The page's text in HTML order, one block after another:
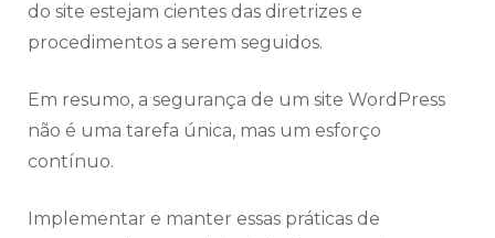
do site estejam cientes das diretrizes e
procedimentos a serem seguidos.
Em resumo, a segurança de um site WordPress
não é uma tarefa única, mas um esforço
contínuo.
Implementar e manter essas práticas de